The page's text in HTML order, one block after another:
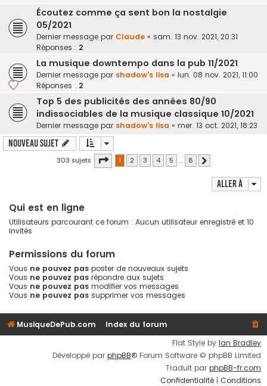
Écoutez comme ça sent bon la nostalgie
05/2021
Dernier message par Claude « sam. 13 nov. 2021, 20:31
Réponses : 2
La musique downtempo dans la pub 11/2021
Dernier message par shadow's lisa « lun. 08 nov. 2021, 11:00
Réponses : 2
Top 5 des publicités des années 80/90
indissociables de la musique classique 10/2021
Dernier message par shadow's lisa « mer. 13 oct. 2021, 18:23
Nouveau sujet
303 sujets Page 1sur8
1 2 3 4 5 … 8
Aller à
Qui est en ligne
Utilisateurs parcourant ce forum : Aucun utilisateur enregistré et 10
invités
Permissions du forum
Vous ne pouvez pas poster de nouveaux sujets
Vous ne pouvez pas répondre aux sujets
Vous ne pouvez pas modifier vos messages
Vous ne pouvez pas supprimer vos messages
MusiqueDePub.com
Index du forum
Flat Style by Ian Bradley
Développé par phpBB® Forum Software © phpBB Limited
Traduit par phpBB-fr.com
Confidentialité | Conditions